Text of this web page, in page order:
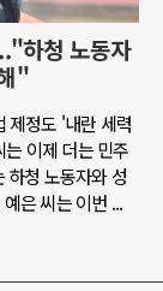
하청 노동자
"
제정도 '내란 세력
이제 더는 민주
하청 노동자와 성
은 씨는 이번 ...